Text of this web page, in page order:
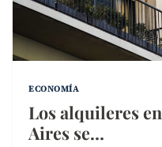
ECONOMÍA
Los alquileres
Aires se…